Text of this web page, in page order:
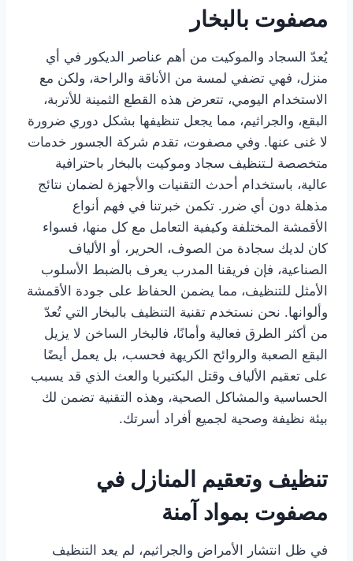
مصفوت بالبخار
يُعدّ السجاد والموكيت من أهم عناصر الديكور في أي
منزل، فهي تضفي لمسة من الأناقة والراحة، ولكن مع
الاستخدام اليومي، تتعرض هذه القطع الثمينة للأتربة،
البقع، والجراثيم، مما يجعل تنظيفها بشكل دوري ضرورة
لا غنى عنها. وفي مصفوت، تقدم شركة الجسور خدمات
متخصصة لـتنظيف سجاد وموكيت بالبخار باحترافية
عالية، باستخدام أحدث التقنيات والأجهزة لضمان نتائج
مذهلة دون أي ضرر. تكمن خبرتنا في فهم أنواع
الأقمشة المختلفة وكيفية التعامل مع كل منها، فسواء
كان لديك سجادة من الصوف، الحرير، أو الألياف
الصناعية، فإن فريقنا المدرب يعرف بالضبط الأسلوب
الأمثل للتنظيف، مما يضمن الحفاظ على جودة الأقمشة
وألوانها. نحن نستخدم تقنية التنظيف بالبخار التي تُعدّ
من أكثر الطرق فعالية وأمانًا، فالبخار الساخن لا يزيل
البقع الصعبة والروائح الكريهة فحسب، بل يعمل أيضًا
على تعقيم الألياف وقتل البكتيريا والعث الذي قد يسبب
الحساسية والمشاكل الصحية، وهذه التقنية تضمن لك
بيئة نظيفة وصحية لجميع أفراد أسرتك.
تنظيف وتعقيم المنازل في
مصفوت بمواد آمنة
في ظل انتشار الأمراض والجراثيم، لم يعد التنظيف